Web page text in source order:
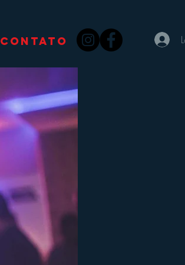
CONTATO